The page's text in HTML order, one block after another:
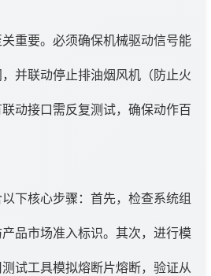
重要。必须确保机械驱动信号能
并联动停止排油烟风机（防止火
动接口需反复测试，确保动作百
下核心步骤：首先，检查系统组
品市场准入标识。其次，进行模
试工具模拟熔断片熔断，验证从